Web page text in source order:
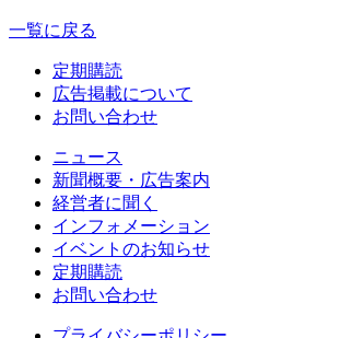
一覧に戻る
定期購読
広告掲載について
お問い合わせ
ニュース
新聞概要・広告案内
経営者に聞く
インフォメーション
イベントのお知らせ
定期購読
お問い合わせ